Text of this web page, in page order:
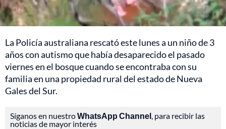
La Policía australiana rescató este lunes a un niño de 3
años con autismo que había desaparecido el pasado
viernes en el bosque cuando se encontraba con su
familia en una propiedad rural del estado de Nueva
Gales del Sur.
Síganos en nuestroWhatsApp Channel , para recibir las
noticias de mayor interés